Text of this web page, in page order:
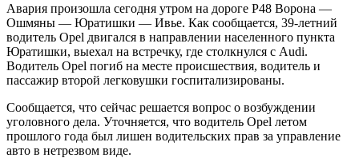
Авария произошла сегодня утром на дороге Р48 Ворона —
Ошмяны — Юратишки — Ивье. Как сообщается, 39-летний
водитель Opel двигался в направлении населенного пункта
Юратишки, выехал на встречку, где столкнулся с Audi.
Водитель Opel погиб на месте происшествия, водитель и
пассажир второй легковушки госпитализированы.
Сообщается, что сейчас решается вопрос о возбуждении
уголовного дела. Уточняется, что водитель Opel летом
прошлого года был лишен водительских прав за управление
авто в нетрезвом виде.